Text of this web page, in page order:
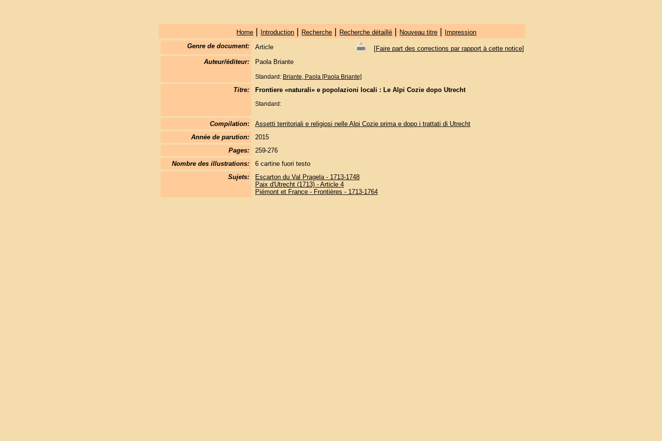
Home | Introduction | Recherche | Recherche détaillé | Nouveau titre |
Impression
Genre de document:
Article [Faire part des corrections par rapport à cette notice]
Auteur/éditeur:
Paola Briante
Standard: Briante, Paola [Paola Briante]
Titre: Frontiere «naturali» e popolazioni locali : Le Alpi Cozie dopo Utrecht
Standard:
Compilation:
Assetti territoriali e religiosi nelle Alpi Cozie prima e dopo i trattati di Utrecht
Année de parution:
2015
Pages:
259-276
Nombre des illustrations:
6 cartine fuori testo
Sujets:
Escarton du Val Pragela - 1713-1748
Paix d'Utrecht (1713) - Article 4
Piémont et France - Frontières - 1713-1764